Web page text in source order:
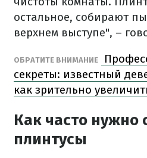
остальное, собирают
верхнем выступе", –
ОБРАТИТЕ ВНИМАНИЕ
секреты: известный
как зрительно
Как часто нужно
плинтусы